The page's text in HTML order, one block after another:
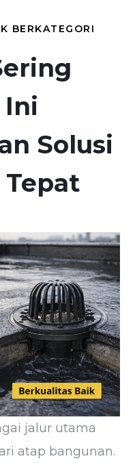
BERKATEGORI
Ini
Solusi
jalur utama
atap bangunan.